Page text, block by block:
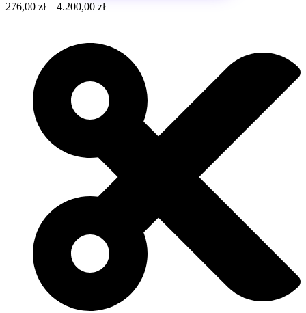
276,00 zł– 4.200,00 zł